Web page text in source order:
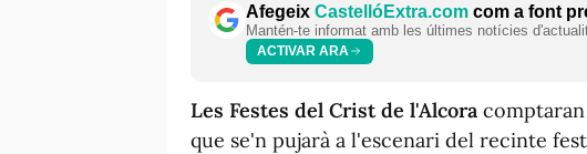
Afegeix CastellóExtra.com com a font
Mantén-te informat amb les últimes notícies
ACTIVAR ARA
Les Festes del Crist de l'Alcora comptaran
que se'n pujarà a l'escenari del recinte